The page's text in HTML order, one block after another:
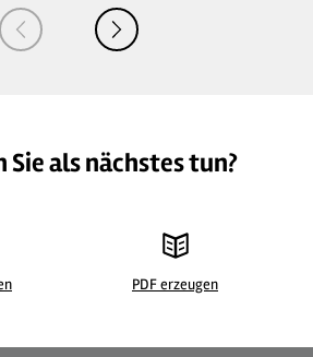
Sie als nächstes tun?
PDF erzeugen